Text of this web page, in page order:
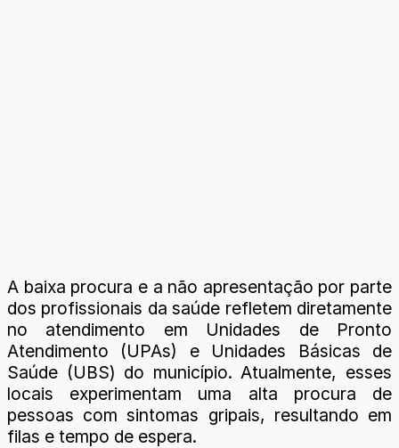
A baixa procura e a não apresentação por parte
dos profissionais da saúde refletem diretamente
no atendimento em Unidades de Pronto
Atendimento (UPAs) e Unidades Básicas de
Saúde (UBS) do município. Atualmente, esses
locais experimentam uma alta procura de
pessoas com sintomas gripais, resultando em
filas e tempo de espera.